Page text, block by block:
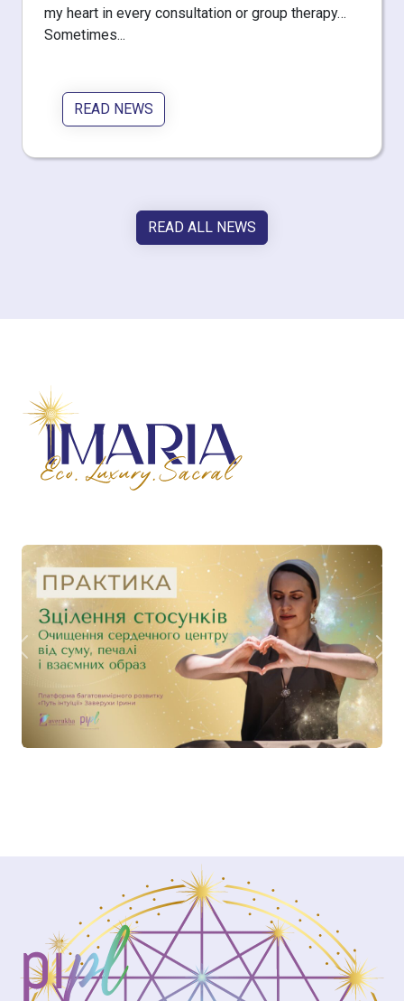
my heart in every consultation or group therapy…
Sometimes...
READ NEWS
READ ALL NEWS
Previous